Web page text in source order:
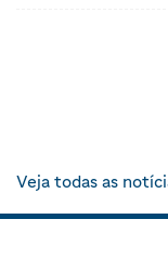
Veja todas as